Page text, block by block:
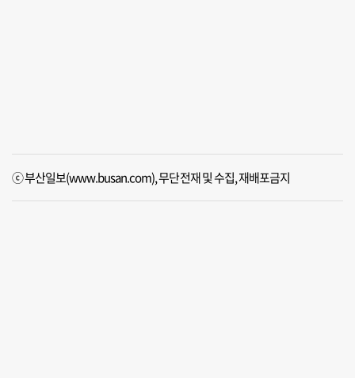
ⓒ 부산일보(www.busan.com), 무단전재 및 수집, 재배포금지